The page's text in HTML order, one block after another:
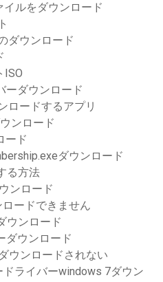
イルをダウンロード
ダウンロード
ISO
ーダウンロード
ロードするアプリ
ンロード
ード
ダウンロード
る方法
ンロード
ロードできません
ウンロード
ダウンロード
ウンロードされない
ライバーwindows 7ダウン